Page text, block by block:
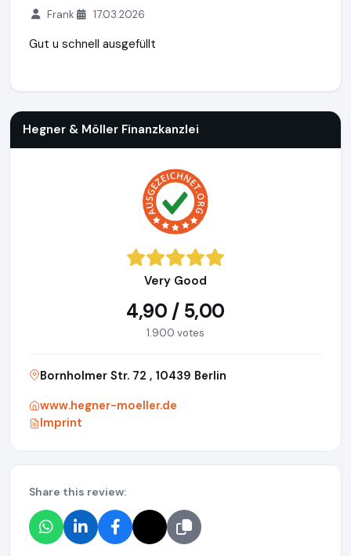
Frank 17.03.2026
Gut u schnell ausgefüllt
Hegner & Möller Finanzkanzlei
Very Good
4,90 / 5,00
1.900 votes
Bornholmer Str. 72 , 10439 Berlin
www.hegner-moeller.de
Imprint
Share this review: